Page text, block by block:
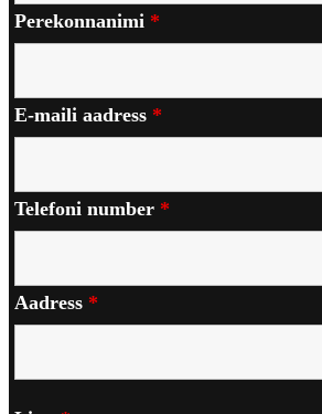
Perekonnanimi *
E-maili aadress *
Telefoni number *
Aadress *